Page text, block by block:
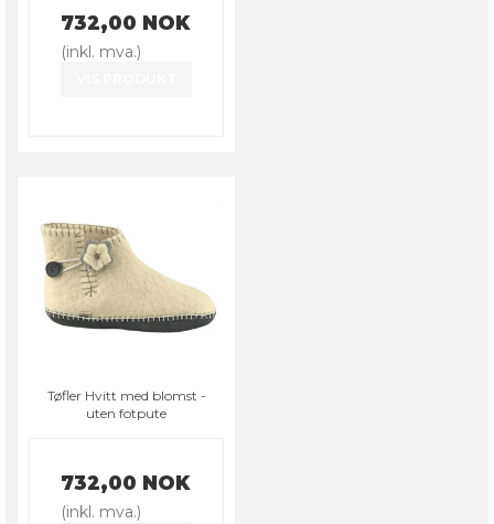
732,00 NOK
(inkl. mva.)
Tøfler Hvitt med blomst -
uten fotpute
732,00 NOK
(inkl. mva.)